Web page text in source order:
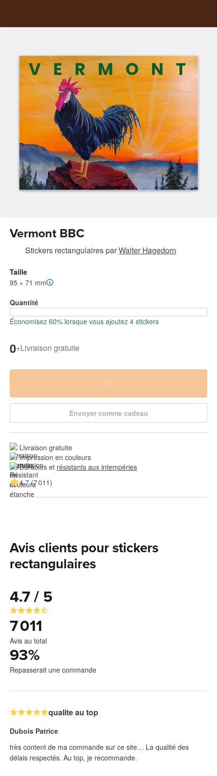
Vermont BBC
Stickers rectangulairesparWalter Hagedorn
Taille
95 × 71 mm
Quantité
Économisez 60% lorsque vous ajoutez 4 stickers
0+Livraison gratuite
Envoyer comme cadeau
Livraison gratuite
Impression en couleurs
Durables et résistants aux intempéries
4.7 (7 011)
Avis clients pour stickers
rectangulaires
4.7 / 5
7 011
Avis au total
93%
Repasserait une commande
qualite au top
Dubois Patrice
très content de ma commande sur ce site… La qualité des
délais respectés. Au top, je recommande.